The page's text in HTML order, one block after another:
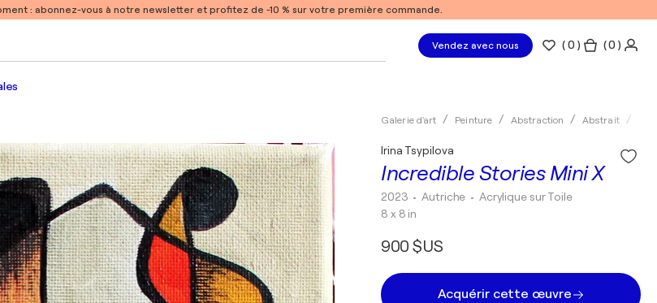
: abonnez-vous à notre newsletter et profitez de -10 % sur votre première commande.
Vendez avec nous (0 ) ( 0 )
Galerie d'art Peinture Abstraction Abstrait
Incredible Stories Mini X
Irina Tsypilova
2023 • Autriche • Acrylique sur Toile
8 x 8 in
900 $US
Acquérir cette œuvre